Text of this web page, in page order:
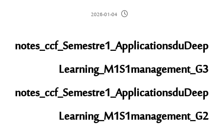
2026-01-04
notes_ccf_Semestre1_ApplicationsduDeep
Learning_M1S1management_G3
notes_ccf_Semestre1_ApplicationsduDeep
Learning_M1S1management_G2